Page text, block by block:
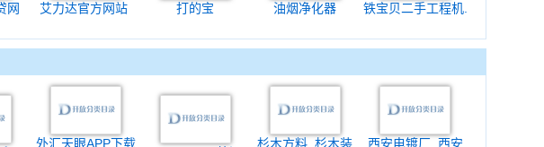
网 艾力达官方网站 打的宝 油烟净化器 铁宝贝二手工程机.
外汇天眼APP下载 杉木方料_杉木装 西安电镀厂_西安